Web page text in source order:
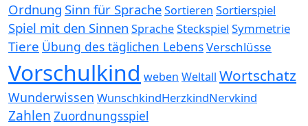
Ordnung Sinn für SpracheSortieren Sortierspiel
Spiel mit den Sinnen SpracheSteckspiel Symmetrie
Tiere Übung des täglichen LebensVerschlüsse
Vorschulkind weben Weltall Wortschatz
Wunderwissen WunschkindHerzkindNervkind
Zahlen Zuordnungsspiel